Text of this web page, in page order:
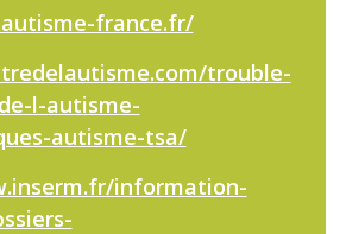
france.fr/
trouble-
l-autisme-
autisme-tsa/
information-